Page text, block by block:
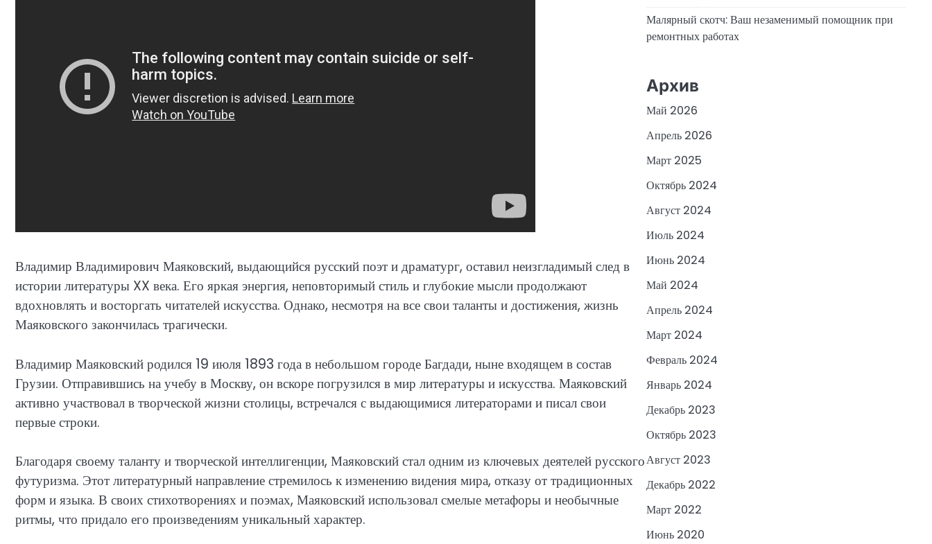
Владимир Владимирович Маяковский, выдающийся русский поэт и драматург, оставил неизгладимый след в
истории литературы XX века. Его яркая энергия, неповторимый стиль и глубокие мысли продолжают
вдохновлять и восторгать читателей искусства. Однако, несмотря на все свои таланты и достижения, жизнь
Маяковского закончилась трагически.
Владимир Маяковский родился 19 июля 1893 года в небольшом городе Багдади, ныне входящем в состав
Грузии. Отправившись на учебу в Москву, он вскоре погрузился в мир литературы и искусства. Маяковский
активно участвовал в творческой жизни столицы, встречался с выдающимися литераторами и писал свои
первые строки.
Благодаря своему таланту и творческой интеллигенции, Маяковский стал одним из ключевых деятелей русского
футуризма. Этот литературный направление стремилось к изменению видения мира, отказу от традиционных
форм и языка. В своих стихотворениях и поэмах, Маяковский использовал смелые метафоры и необычные
ритмы, что придало его произведениям уникальный характер.
Малярный скотч: Ваш незаменимый помощник при
ремонтных работах
Архив
Май 2026
Апрель 2026
Март 2025
Октябрь 2024
Август 2024
Июль 2024
Июнь 2024
Май 2024
Апрель 2024
Март 2024
Февраль 2024
Январь 2024
Декабрь 2023
Октябрь 2023
Август 2023
Декабрь 2022
Март 2022
Июнь 2020